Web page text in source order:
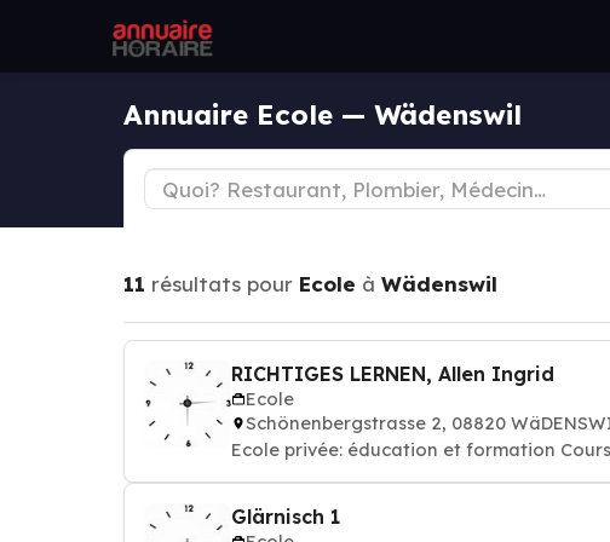
Annuaire Ecole — Wädenswil
11 résultats pour Ecole à Wädenswil
RICHTIGES LERNEN, Allen Ingrid
Ecole
Schönenbergstrasse 2, 08820
Ecole privée: éducation et formation
Glärnisch 1